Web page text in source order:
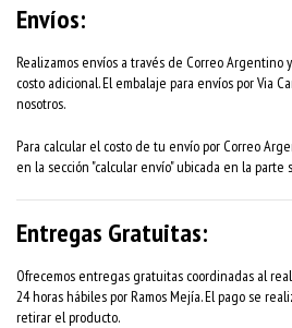
Envíos:
Realizamos envíos a través de Correo Argentino
costo adicional. El embalaje para envíos por Via
nosotros.
Para calcular el costo de tu envío por Correo
en la sección "calcular envío" ubicada en la
Entregas Gratuitas:
Ofrecemos entregas gratuitas coordinadas al
24 horas hábiles por Ramos Mejía. El pago se
retirar el producto.